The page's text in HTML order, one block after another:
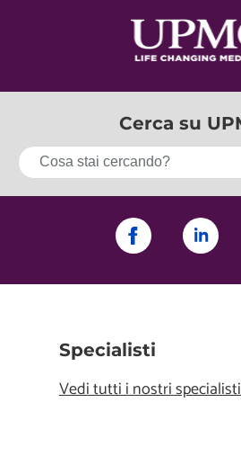
Cerca su
Specialisti
Vedi tutti i nostri specialisti